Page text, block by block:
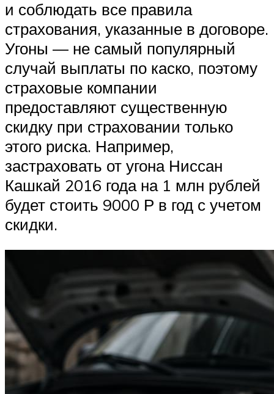
и соблюдать все правила
страхования, указанные в договоре.
Угоны — не самый популярный
случай выплаты по каско, поэтому
страховые компании
предоставляют существенную
скидку при страховании только
этого риска. Например,
застраховать от угона Ниссан
Кашкай 2016 года на 1 млн рублей
будет стоить 9000 Р в год с учетом
скидки.